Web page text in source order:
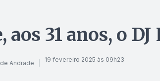
aos 31 anos, o
Andrade 19 fevereiro 2025 às 09h23